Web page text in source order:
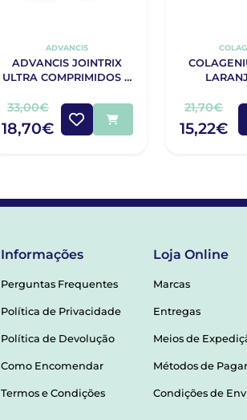
ADVANCIS
ADVANCIS JOINTRIX
ULTRA COMPRIMIDOS X
33,00€
18,70€
21,70€
15,22€
Informações
Perguntas Frequentes
Política de Privacidade
Política de Devolução
Como Encomendar
Termos e Condições
Loja Online
Marcas
Entregas
Meios de
Métodos de
Condições de